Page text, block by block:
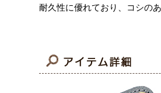
耐久性に優れており、コシの